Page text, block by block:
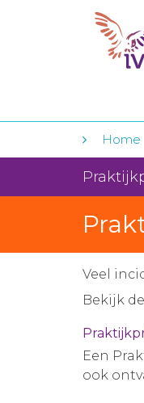
Home
Veel
Bekijk
Een
ook